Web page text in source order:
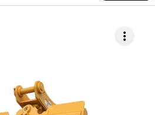
more_vert